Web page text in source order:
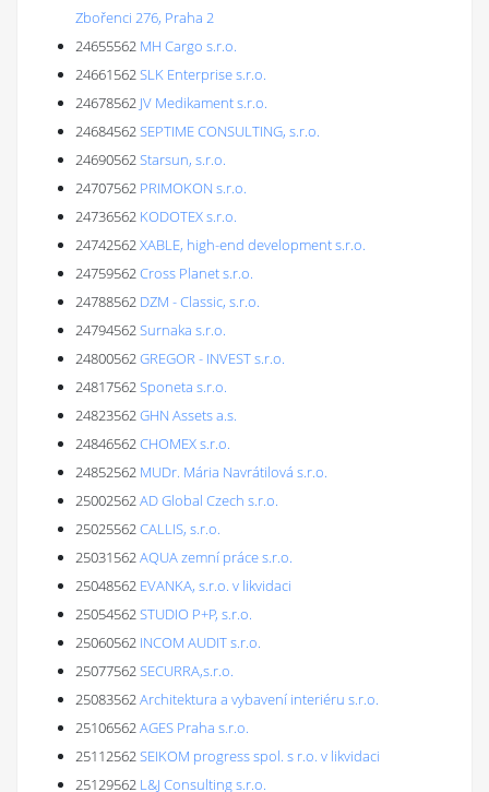
Zbořenci 276, Praha 2
24655562 MH Cargo s.r.o.
24661562SLK Enterprise s.r.o.
24678562 JV Medikament s.r.o.
24684562SEPTIME CONSULTING, s.r.o.
24690562Starsun, s.r.o.
24707562 PRIMOKON s.r.o.
24736562 KODOTEX s.r.o.
24742562XABLE, high-end development s.r.o.
24759562Cross Planet s.r.o.
24788562 DZM - Classic, s.r.o.
24794562Surnaka s.r.o.
24800562GREGOR - INVEST s.r.o.
24817562Sponeta s.r.o.
24823562GHN Assets a.s.
24846562CHOMEX s.r.o.
24852562 MUDr. Mária Navrátilová s.r.o.
25002562AD Global Czech s.r.o.
25025562CALLIS, s.r.o.
25031562AQUA zemní práce s.r.o.
25048562 EVANKA, s.r.o. v likvidaci
25054562STUDIO P+P, s.r.o.
25060562 INCOM AUDIT s.r.o.
25077562SECURRA,s.r.o.
25083562Architektura a vybavení interiéru s.r.o.
25106562AGES Praha s.r.o.
25112562SEIKOM progress spol. s r.o. v likvidaci
25129562 L&J Consulting s.r.o.